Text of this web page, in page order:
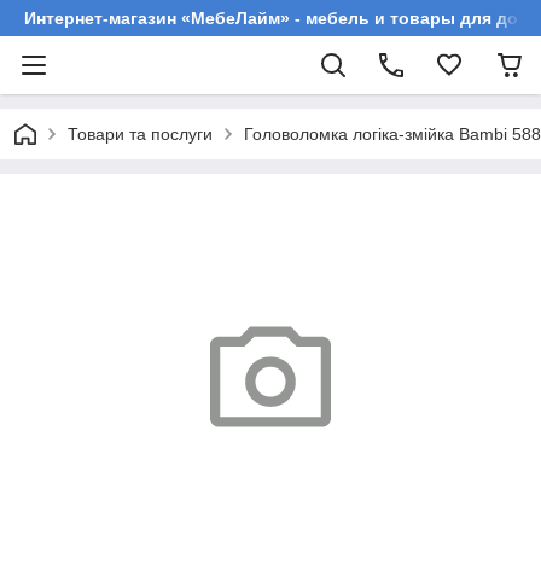
Интернет-магазин «МебеЛайм» - мебель и товары для
Товари та послуги Головоломка логіка-змійка Bambi